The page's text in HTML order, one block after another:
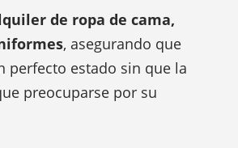
de ropa de cama,
, asegurando que
perfecto estado sin que la
preocuparse por su